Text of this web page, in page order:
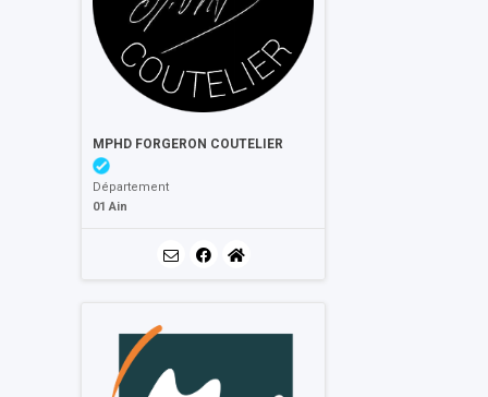
MPHD FORGERON COUTELIER
Département
01 Ain